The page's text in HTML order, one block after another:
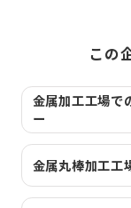
この
金属加工工場で
ー
金属丸棒加工工